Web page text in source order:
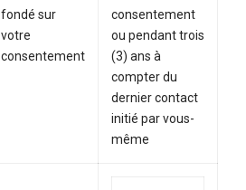
fondé sur
votre
consentement
consentement
ou pendant trois
(3) ans à
compter du
dernier contact
initié par vous-
même